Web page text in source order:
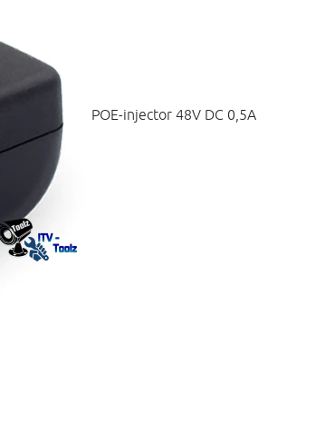
POE-injector 48V DC 0,5A